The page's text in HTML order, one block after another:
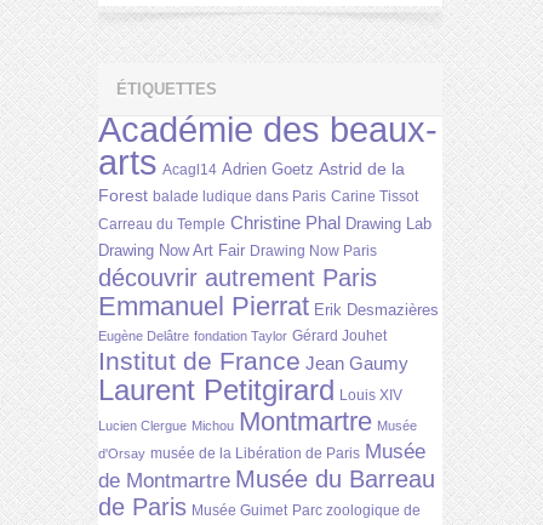
ÉTIQUETTES
Académie des beaux-
arts Acagl14 Adrien Goetz Astrid de la
Forest balade ludique dans Paris Carine Tissot
Carreau du Temple Christine Phal Drawing Lab
Drawing Now Art Fair Drawing Now Paris
découvrir autrement Paris
Emmanuel Pierrat Erik Desmazières
Eugène Delâtre fondation Taylor Gérard Jouhet
Institut de France Jean Gaumy
Laurent Petitgirard Louis XIV
Lucien Clergue Michou Montmartre Musée
d'Orsay musée de la Libération de Paris Musée
de Montmartre Musée du Barreau
de Paris Musée Guimet Parc zoologique de